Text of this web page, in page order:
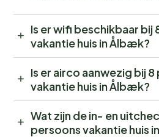
Is er wifi beschikbaar bij
vakantie huis in Ålbæk?
Is er airco aanwezig bij
vakantie huis in Ålbæk?
Wat zijn de in- en
persoons vakantie huis